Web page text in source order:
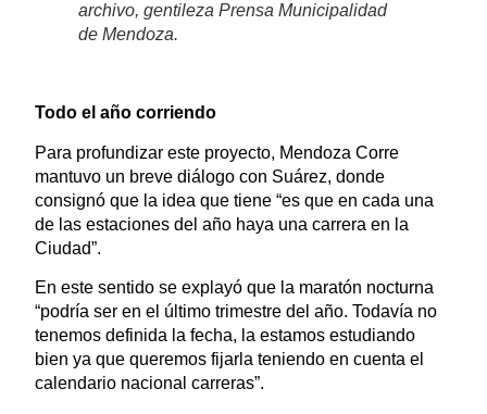
archivo, gentileza Prensa Municipalidad
de Mendoza.
Todo el año corriendo
Para profundizar este proyecto, Mendoza Corre
mantuvo un breve diálogo con Suárez, donde
consignó que la idea que tiene “es que en cada una
de las estaciones del año haya una carrera en la
Ciudad”.
En este sentido se explayó que la maratón nocturna
“podría ser en el último trimestre del año. Todavía no
tenemos definida la fecha, la estamos estudiando
bien ya que queremos fijarla teniendo en cuenta el
calendario nacional carreras”.